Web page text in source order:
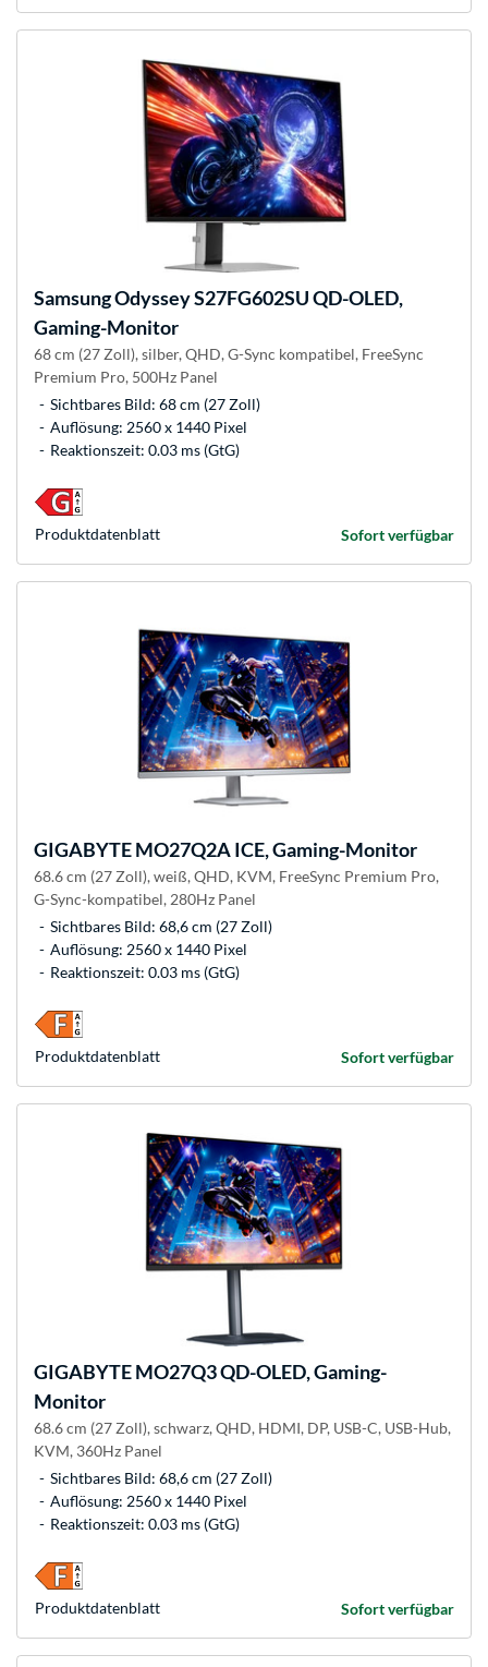
SamsungOdyssey S27FG602SU QD-OLED,
Gaming-Monitor
68 cm (27 Zoll), silber, QHD, G-Sync kompatibel, FreeSync
Premium Pro, 500Hz Panel
Sichtbares Bild: 68 cm (27 Zoll)
Auflösung: 2560 x 1440 Pixel
Reaktionszeit: 0.03 ms (GtG)
Sofort verfügbar
Produkt­datenblatt
GIGABYTEMO27Q2A ICE, Gaming-Monitor
68.6 cm (27 Zoll), weiß, QHD, KVM, FreeSync Premium Pro,
G-Sync-kompatibel, 280Hz Panel
Sichtbares Bild: 68,6 cm (27 Zoll)
Auflösung: 2560 x 1440 Pixel
Reaktionszeit: 0.03 ms (GtG)
Sofort verfügbar
Produkt­datenblatt
GIGABYTEMO27Q3 QD-OLED, Gaming-
Monitor
68.6 cm (27 Zoll), schwarz, QHD, HDMI, DP, USB-C, USB-Hub,
KVM, 360Hz Panel
Sichtbares Bild: 68,6 cm (27 Zoll)
Auflösung: 2560 x 1440 Pixel
Reaktionszeit: 0.03 ms (GtG)
Sofort verfügbar
Produkt­datenblatt